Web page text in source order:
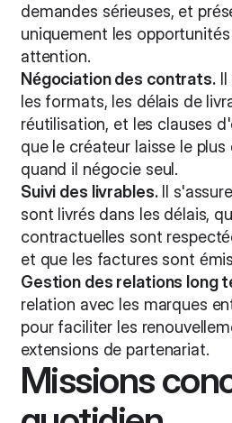
demandes sérieuses, et
uniquement les
attention.
Négociation des contrats.Il
les formats, les délais de
réutilisation, et les clauses
que le créateur laisse le
quand il négocie seul.
Suivi des livrables.Il
sont livrés dans les délais,
contractuelles sont
et que les factures sont
Gestion des relations long
relation avec les marques
pour faciliter les
extensions de partenariat.
Missions